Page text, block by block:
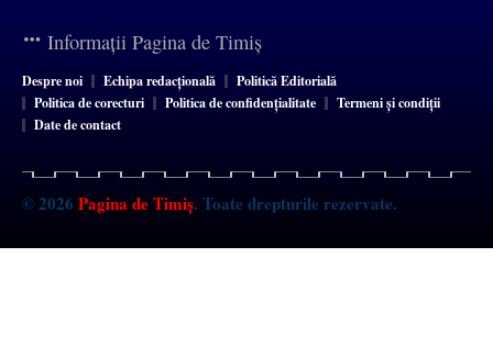
Informații Pagina de Timiș
Despre noi Echipa redacțională
Politică Editorială
Politica de corecturi
Politica de confidențialitate
Termeni și condiții
Date de contact
© 2026 Pagina de Timiș. Toate drepturile rezervate.